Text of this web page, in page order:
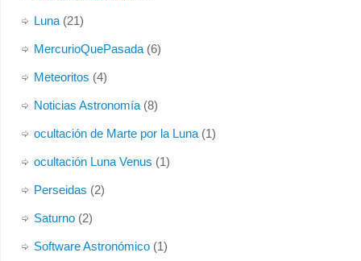
Luna(21)
MercurioQuePasada(6)
Meteoritos (4)
Noticias Astronomía(8)
ocultación de Marte por la Luna(1)
ocultación Luna Venus (1)
Perseidas (2)
Saturno(2)
Software Astronómico(1)